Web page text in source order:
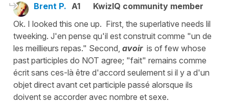
Brent P. A1
KwizIQ community member
Ok. I looked this one up. First, the superlative needs lil
tweeking. J'en pense qu'il est construit comme "un de
les meillieurs repas." Second, avoir is of few whose
past participles do NOT agree; "fait" remains comme
écrit sans ces-là être d'accord seulement si il y a d'un
objet direct avant cet participle passé alorsque ils
doivent se accorder avec nombre et sexe.